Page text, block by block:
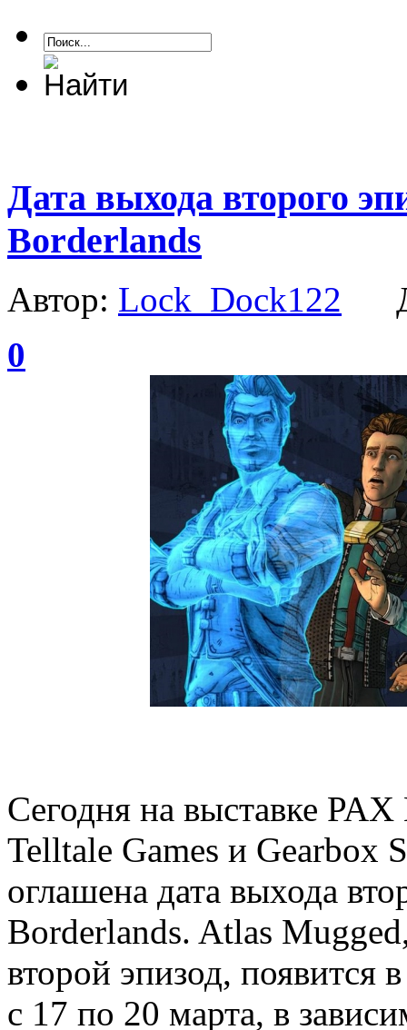
Дата выхода второго
Borderlands
Автор: Lock_Dock122
0
Сегодня на выставке
Telltale Games и Gearbox
оглашена дата выхода
Borderlands. Atlas
второй эпизод, появится
с 17 по 20 марта, в